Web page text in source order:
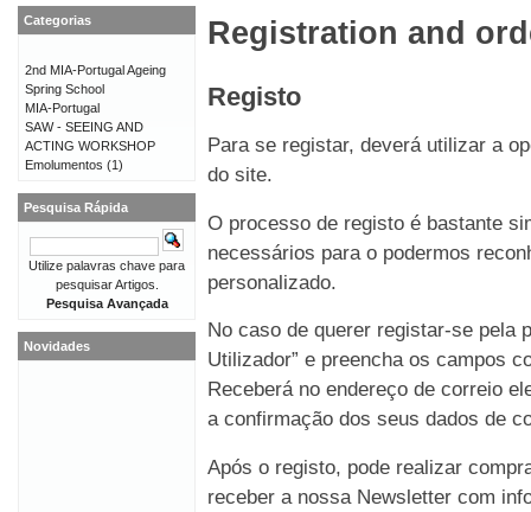
Registration and
Registo
Para se registar, deverá utilizar a
do site.
O processo de registo é bastante
necessários para o podermos
personalizado.
No caso de querer registar-se pela
Utilizador” e preencha os campos
Receberá no endereço de correio
a confirmação dos seus dados de
Após o registo, pode realizar
receber a nossa Newsletter com
Categorias
2nd MIA-Portugal Ageing
Spring School
MIA-Portugal
SAW - SEEING AND
ACTING WORKSHOP
Emolumentos (1)
Pesquisa Rápida
Utilize palavras chave para
pesquisar Artigos.
Pesquisa Avançada
Novidades